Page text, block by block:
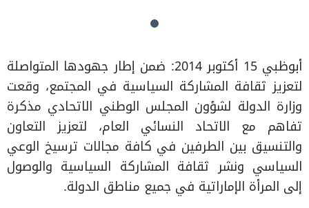
أبوظبي 15 أكتوبر 2014: ضمن إطار جهودها المتواصلة
لتعزيز ثقافة المشاركة السياسية في المجتمع، وقعت
وزارة الدولة لشؤون المجلس الوطني الاتحادي مذكرة
تفاهم مع الاتحاد النسائي العام، لتعزيز التعاون
والتنسيق بين الطرفين في كافة مجالات ترسيخ الوعي
السياسي ونشر ثقافة المشاركة السياسية والوصول
إلى المرأة الإماراتية في جميع مناطق الدولة.